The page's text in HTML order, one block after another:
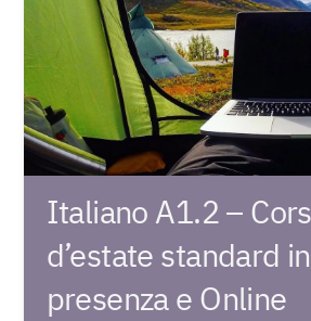
Italiano A1.2 –
d’estate standard in
presenza e Online